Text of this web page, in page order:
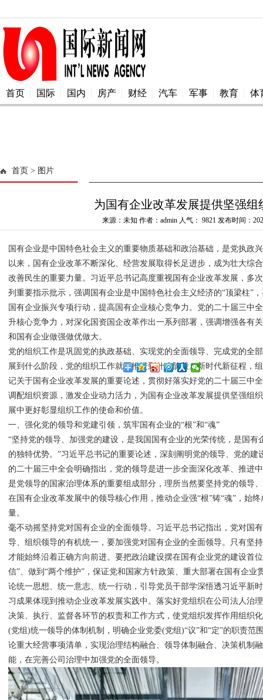
首页 国际 国内 房产 财经 汽车 军事 教育 体
首页 > 图片
为国有企业改革发展提供坚强组
来源：未知 作者：admin 人气： 9821 发布时间：
国有企业是中国特色社会主义的重要物质基础和政治基础，是党执政
以来，国有企业改革不断深化、经营发展取得长足进步，成为壮大综
改善民生的重要力量。习近平总书记高度重视国有企业改革发展，多
列重要指示批示，强调国有企业是中国特色社会主义经济的“顶梁柱”
国有企业振兴专项行动，提高国有企业核心竞争力。党的二十届三中
升核心竞争力，对深化国资国企改革作出一系列部署，强调增强各有
和国有企业做强做优做大。
党的组织工作是巩固党的执政基础、实现党的全面领导、完成党的全
展到什么阶段，党的组织工作就要推进到什么阶段。新时代新征程，
记关于国有企业改革发展的重要论述，贯彻好落实好党的二十届三中
调配组织资源，激发企业动力活力，为国有企业改革发展提供坚强组
展中更好彰显组织工作的使命和价值。
一、强化党的领导和党建引领，筑牢国有企业的“根”和“魂”
“坚持党的领导、加强党的建设，是我国国有企业的光荣传统，是国有
的独特优势。”习近平总书记的重要论述，深刻阐明党的领导、党的
的二十届三中全会明确指出，党的领导是进一步全面深化改革、推进
是党领导的国家治理体系的重要组成部分，理所当然要坚持党的领导
在国有企业改革发展中的领导核心作用，推动企业强“根”铸“魂”，始
量。
毫不动摇坚持党对国有企业的全面领导。习近平总书记指出，党对国
导、组织领导的有机统一，要加强党对国有企业的全面领导。只有坚
才能始终沿着正确方向前进。要把政治建设摆在国有企业党的建设首
信”、做到“两个维护”，保证党和国家方针政策、重大部署在国有企业
论统一思想、统一意志、统一行动，引导党员干部学深悟透习近平新
习成果体现到推动企业改革发展实践中。落实好党组织在公司法人治
决策、执行、监督各环节的权责和工作方式，使党组织发挥作用组织
(党组)统一领导的体制机制，明确企业党委(党组)“议”和“定”的职责范
论重大经营事项清单，实现治理结构融合、领导体制融合、决策机制
能，在完善公司治理中加强党的全面领导。